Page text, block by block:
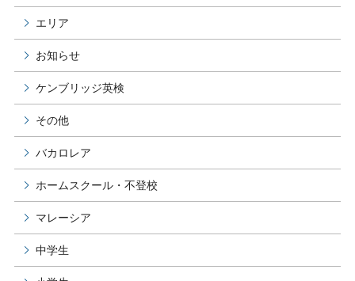
エリア
お知らせ
ケンブリッジ英検
その他
バカロレア
ホームスクール・不登校
マレーシア
中学生